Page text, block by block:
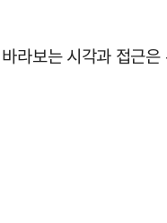
보는 시각과 접근